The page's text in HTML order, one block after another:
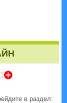
Z
в раздел: